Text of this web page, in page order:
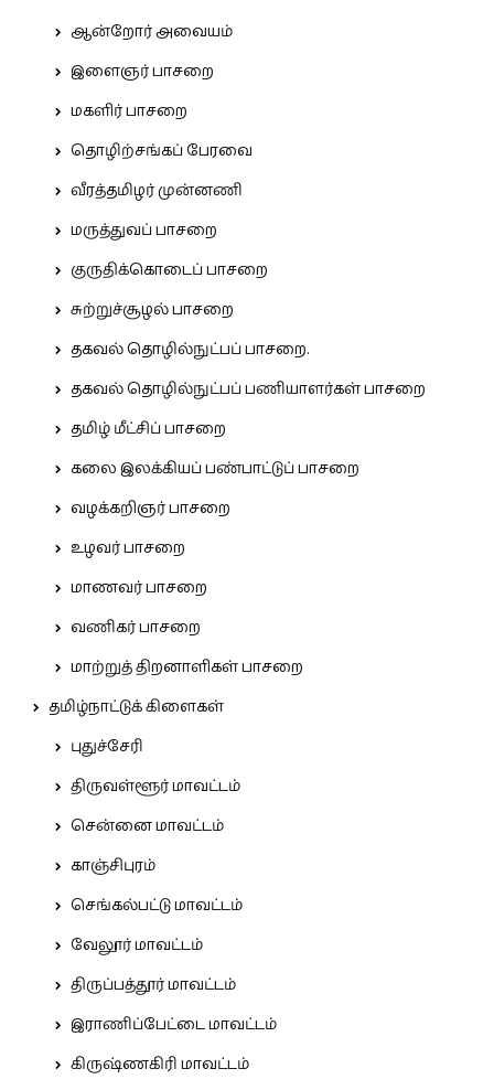
ஆன்றோர் அவையம்
இளைஞர் பாசறை
மகளிர் பாசறை
தொழிற்சங்கப் பேரவை
வீரத்தமிழர் முன்னணி
மருத்துவப் பாசறை
குருதிக்கொடைப் பாசறை
சுற்றுச்சூழல் பாசறை
தகவல் தொழில்நுட்பப் பாசறை.
தகவல் தொழில்நுட்பப் பணியாளர்கள் பாசறை
தமிழ் மீட்சிப் பாசறை
கலை இலக்கியப் பண்பாட்டுப் பாசறை
வழக்கறிஞர் பாசறை
உழவர் பாசறை
மாணவர் பாசறை
வணிகர் பாசறை
மாற்றுத் திறனாளிகள் பாசறை
தமிழ்நாட்டுக் கிளைகள்
புதுச்சேரி
திருவள்ளூர் மாவட்டம்
சென்னை மாவட்டம்
காஞ்சிபுரம்
செங்கல்பட்டு மாவட்டம்
வேலூர் மாவட்டம்
திருப்பத்தூர் மாவட்டம்
இராணிப்பேட்டை மாவட்டம்
கிருஷ்ணகிரி மாவட்டம்